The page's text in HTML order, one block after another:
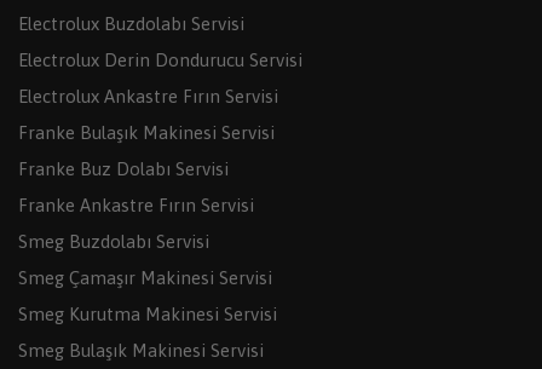
Electrolux Buzdolabı Servisi
Electrolux Derin Dondurucu Servisi
Electrolux Ankastre Fırın Servisi
Franke Bulaşık Makinesi Servisi
Franke Buz Dolabı Servisi
Franke Ankastre Fırın Servisi
Smeg Buzdolabı Servisi
Smeg Çamaşır Makinesi Servisi
Smeg Kurutma Makinesi Servisi
Smeg Bulaşık Makinesi Servisi